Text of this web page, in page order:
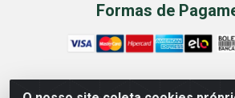
Formas de